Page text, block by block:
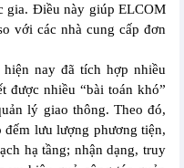
gia. Điều này giúp ELCOM
với các nhà cung cấp đơn
nay đã tích hợp nhiều
được nhiều “bài toán khó”
lý giao thông. Theo đó,
đếm lưu lượng phương tiện,
hạ tầng; nhận dạng, truy